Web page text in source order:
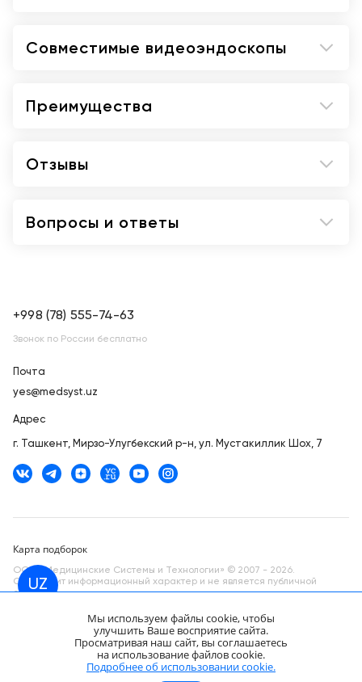
UZ
SonoScape HD-350
видеоэндоскопическая система
Цена по запросу
Запросить КП
Совместимые видеоэндоскопы
Преимущества
Отзывы
Вопросы и ответы
+998 (78) 555-74-63
Звонок по России бесплатно
Почта
yes@medsyst.uz
Адрес
г. Ташкент, Мирзо-Улугбекский р-н, ул. Мустакиллик Шох, 7
Карта подборок
ООО «Медицинские Системы и Технологии» © 2007 - 2026.
Сайт носит информационный характер и не является публичной
офертой.
Разработано в компании — dev
Мы используем файлы cookie, чтобы
улучшить Ваше восприятие сайта.
Просматривая наш сайт, вы соглашаетесь
на использование файлов cookie.
Подробнее об использовании cookie.